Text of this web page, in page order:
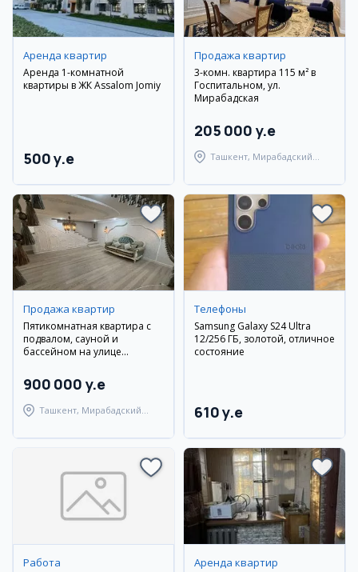
Аренда квартир
Аренда 1-комнатной
квартиры в ЖК Assalom Jomiy
500 y.e
Продажа квартир
3-комн. квартира 115 м² в
Госпитальном, ул.
Мирабадская
205 000 y.e
Ташкент, Мирабадский
Продажа квартир
Пятикомнатная квартира с
подвалом, сауной и
бассейном на улице
900 000 y.e
Ташкент, Мирабадский
Телефоны
Samsung Galaxy S24 Ultra
12/256 ГБ, золотой, отличное
состояние
610 y.e
Работа Аренда квартир